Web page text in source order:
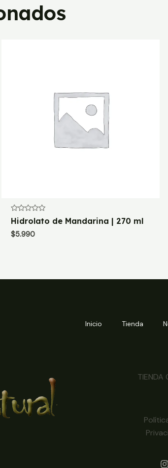
Valorado
con
0
de
Hidrolato de Mandarina | 270 ml
$5.990
Inicio Tienda
TIENDA